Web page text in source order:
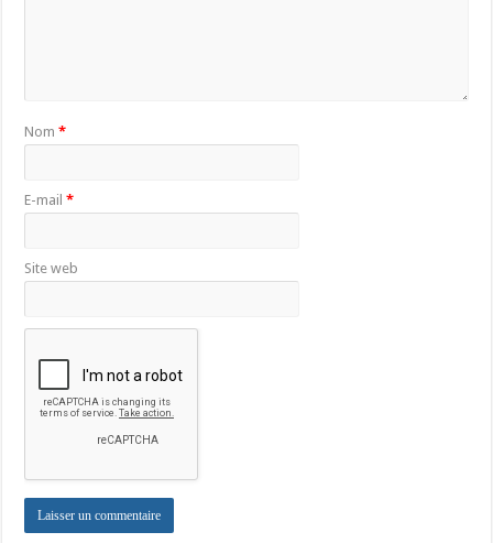
Nom*
E-mail*
Site web